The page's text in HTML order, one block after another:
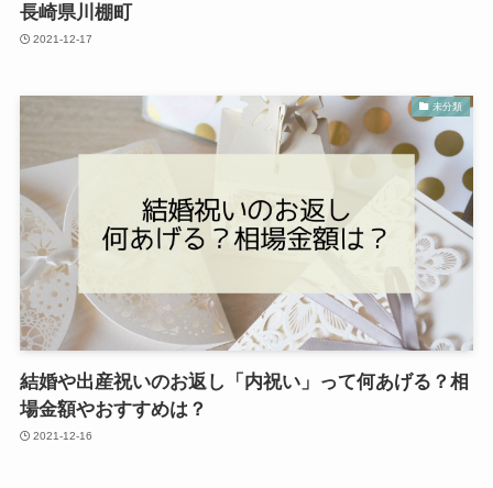
長崎県川棚町
2021-12-17
未分類
結婚や出産祝いのお返し「内祝い」って何あげる？相
場金額やおすすめは？
2021-12-16